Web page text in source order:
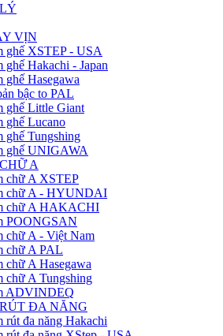
VỊN
ghế XSTEP - USA
ghế Hakachi - Japan
ghế Hasegawa
bậc to PAL
ghế Little Giant
ghế Lucano
ghế Tungshing
ghế UNIGAWA
A
chữ A XSTEP
chữ A - HYUNDAI
chữ A HAKACHI
POONGSAN
chữ A - Việt Nam
chữ A PAL
chữ A Hasegawa
chữ A Tungshing
ADVINDEQ
ĐA NĂNG
rút đa năng Hakachi